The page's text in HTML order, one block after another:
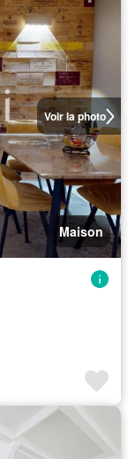
Voir la photo
Maison